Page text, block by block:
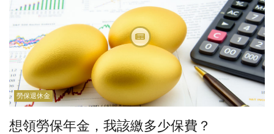
勞保退休金
想領勞保年金，我該繳多少保費？